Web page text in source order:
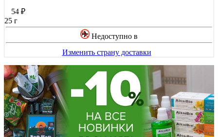
54 ₽
25 г
Недоступно в
Изменить страну доставки